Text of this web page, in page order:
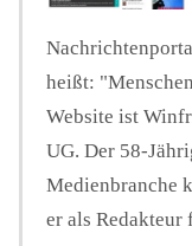
heißt:
Website ist
UG. Der 58-
Medienbranche
er als